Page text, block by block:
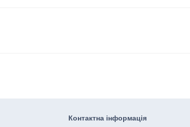
Контактна інформація